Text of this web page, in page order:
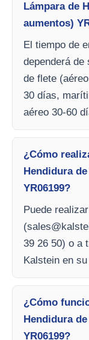
Lámpara de
aumentos)
El tiempo de
dependerá
de flete
30 días,
aéreo 30-60
¿Cómo
Hendidura
YR06199?
Puede
(
39 26 50) o a
Kalstein en
¿Cómo
Hendidura
YR06199?